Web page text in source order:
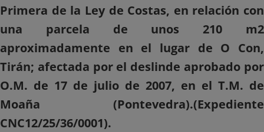
Primera de la Ley de Costas, en relación con
una parcela de unos 210 m2
aproximadamente en el lugar de O Con,
Tirán; afectada por el deslinde aprobado por
O.M. de 17 de julio de 2007, en el T.M. de
Moaña (Pontevedra).(Expediente
CNC12/25/36/0001).